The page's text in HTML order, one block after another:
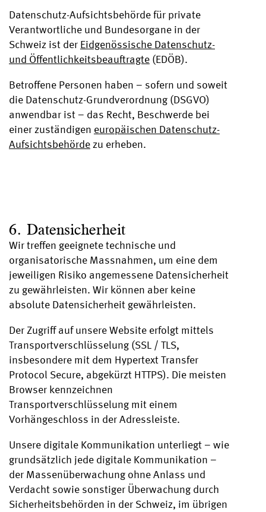
Datenschutz-Aufsichtsbehörde für private
Verantwortliche und Bundesorgane in der
Schweiz ist der Eidgenössische Datenschutz-
und Öffentlichkeitsbeauftragte (EDÖB).
Betroffene Personen haben – sofern und soweit
die Datenschutz-Grundverordnung (DSGVO)
anwendbar ist – das Recht, Beschwerde bei
einer zuständigen europäischen Datenschutz-
Aufsichtsbehörde zu erheben.
6. Datensicherheit
Wir treffen geeignete technische und
organisatorische Massnahmen, um eine dem
jeweiligen Risiko angemessene Datensicherheit
zu gewährleisten. Wir können aber keine
absolute Datensicherheit gewährleisten.
Der Zugriff auf unsere Website erfolgt mittels
Transportverschlüsselung (SSL / TLS,
insbesondere mit dem Hypertext Transfer
Protocol Secure, abgekürzt HTTPS). Die meisten
Browser kennzeichnen
Transportverschlüsselung mit einem
Vorhängeschloss in der Adressleiste.
Unsere digitale Kommunikation unterliegt – wie
grundsätzlich jede digitale Kommunikation –
der Massenüberwachung ohne Anlass und
Verdacht sowie sonstiger Überwachung durch
Sicherheitsbehörden in der Schweiz, im übrigen